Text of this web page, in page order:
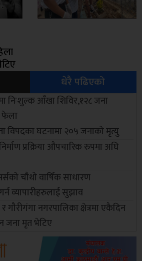
धेरै पढिएको
निःशुल्क आँखा शिविर,१२८ जना
फेला
विपदका घटनामा २०५ जनाको मृत्यु
प्रक्रिया औपचारिक रुपमा अघि
चाैथो वार्षिक साधारण
व्यापारीहरुलाई सुझाव
गौरीगंगा नगरपालिका क्षेत्रमा एकैदिन
जना मृत भेटिए